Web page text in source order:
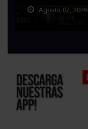
Agosto 07, 2026